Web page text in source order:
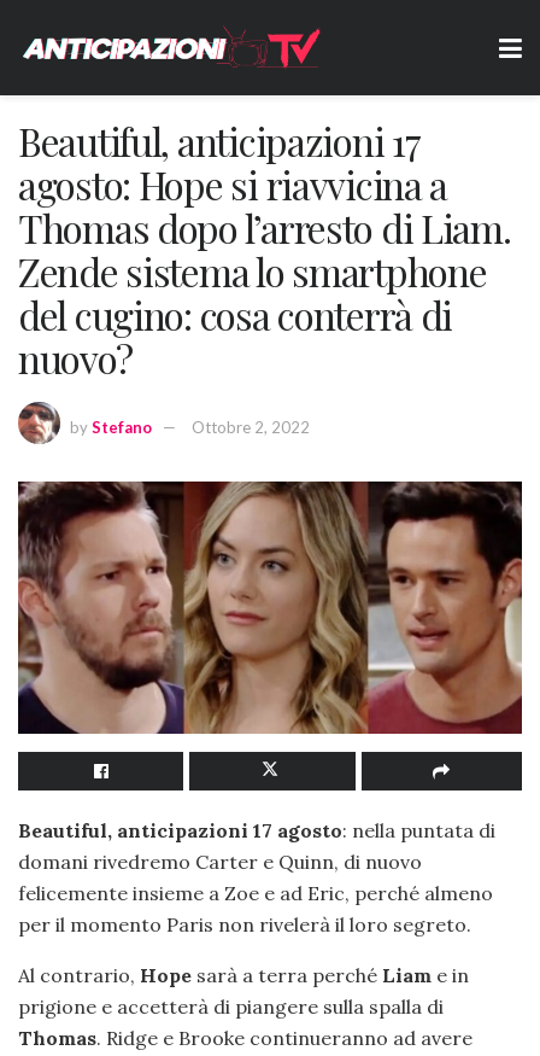
Beautiful, anticipazioni 17
agosto: Hope si riavvicina a
Thomas dopo l’arresto di Liam.
Zende sistema lo smartphone
del cugino: cosa conterrà di
nuovo?
byStefano Ottobre 2, 2022
Beautiful, anticipazioni 17 agosto: nella puntata di
domani rivedremo Carter e Quinn, di nuovo
felicemente insieme a Zoe e ad Eric, perché almeno
per il momento Paris non rivelerà il loro segreto.
Al contrario, Hope sarà a terra perché Liam e in
prigione e accetterà di piangere sulla spalla di
Thomas. Ridge e Brooke continueranno ad avere